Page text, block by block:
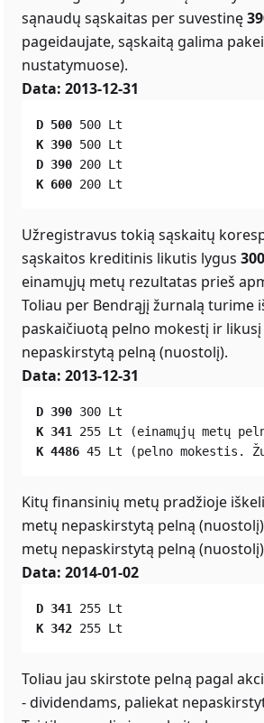
sąnaudų sąskaitas per suvestinę
pageidaujate, sąskaitą galima
nustatymuose).
Data: 2013-12-31
D 500 500 Lt
K 390 500 Lt
D 390 200 Lt
K 600 200 Lt
Užregistravus tokią sąskaitų
sąskaitos kreditinis likutis lygus
einamųjų metų rezultatas prieš
Toliau per Bendrąjį žurnalą turime
paskaičiuotą pelno mokestį ir
nepaskirstytą pelną (nuostolį).
Data: 2013-12-31
D 390 300 Lt
K 341 255 Lt (einamųjų metų
K 4486 45 Lt (pelno mokestis.
Kitų finansinių metų pradžioje
metų nepaskirstytą pelną
metų nepaskirstytą pelną (nuostolį)
Data: 2014-01-02
D 341 255 Lt
K 342 255 Lt
Toliau jau skirstote pelną pagal
- dividendams, paliekat